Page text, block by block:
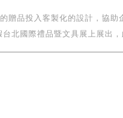
品投入客製化的設計，協
北國際禮品暨文具展上展